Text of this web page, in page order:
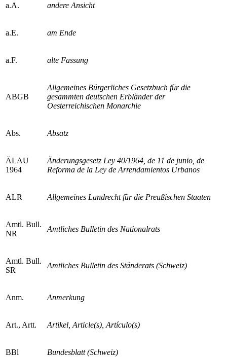
a.A. andere Ansicht
a.E. am Ende
a.F. alte Fassung
ABGB
Allgemeines Bürgerliches Gesetzbuch für die
gesammten deutschen Erbländer der
Oesterreichischen Monarchie
Abs. Absatz
ÄLAU
1964
Änderungsgesetz Ley 40/1964, de 11 de junio, de
Reforma de la Ley de Arrendamientos Urbanos
ALR Allgemeines Landrecht für die Preußischen Staaten
Amtl. Bull.
NR
Amtliches Bulletin des Nationalrats
Amtl. Bull.
SR
Amtliches Bulletin des Ständerats (Schweiz)
Anm. Anmerkung
Art., Artt. Artikel, Article(s), Artículo(s)
BBl Bundesblatt (Schweiz)